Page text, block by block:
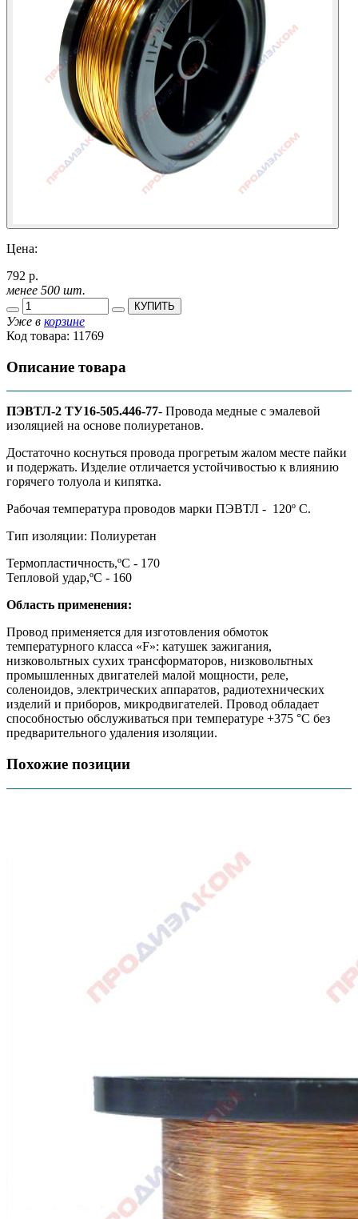
Цена:
792 р.
менее 500 шт.
КУПИТЬ
Уже в корзине
Код товара: 11769
Описание товара
ПЭВТЛ-2 ТУ16-505.446-77- Провода медные с эмалевой
изоляцией на основе полиуретанов.
Достаточно коснуться провода прогретым жалом месте пайки
и подержать. Изделие отличается устойчивостью к влиянию
горячего толуола и кипятка.
Рабочая температура проводов марки ПЭВТЛ - 120º C.
Тип изоляции: Полиуретан
Термопластичность,ºС - 170
Тепловой удар,ºС - 160
Область применения:
Провод применяется для изготовления обмоток
температурного класса «F»: катушек зажигания,
низковольтных сухих трансформаторов, низковольтных
промышленных двигателей малой мощности, реле,
соленоидов, электрических аппаратов, радиотехнических
изделий и приборов, микродвигателей. Провод обладает
способностью обслуживаться при температуре +375 °С без
предварительного удаления изоляции.
Похожие позиции